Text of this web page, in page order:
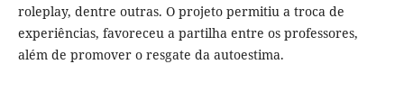
roleplay, dentre outras. O projeto permitiu a troca de
experiências, favoreceu a partilha entre os professores,
além de promover o resgate da autoestima.